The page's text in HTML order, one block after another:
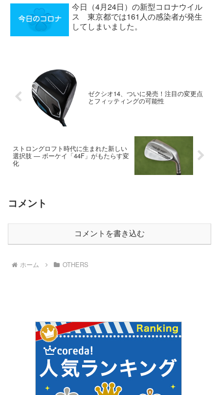
今日（4月24日）の新型コロナウイル
ス 東京都では161人の感染者が発生
してしまいました。
ゼクシオ14、ついに発売！注目の変更点
とフィッティングの可能性
ストロングロフト時代に生まれた新しい
選択肢 ― ボーケイ「44F」がもたらす変
化
コメント
コメントを書き込む
ホーム OTHERS